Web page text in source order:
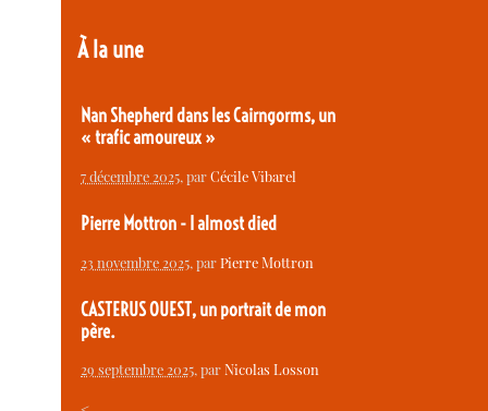
À la une
Nan Shepherd dans les Cairngorms, un
« trafic amoureux »
7 décembre 2025, parCécile Vibarel
Pierre Mottron - I almost died
23 novembre 2025, parPierre Mottron
CASTERUS OUEST, un portrait de mon
père.
29 septembre 2025, parNicolas Losson